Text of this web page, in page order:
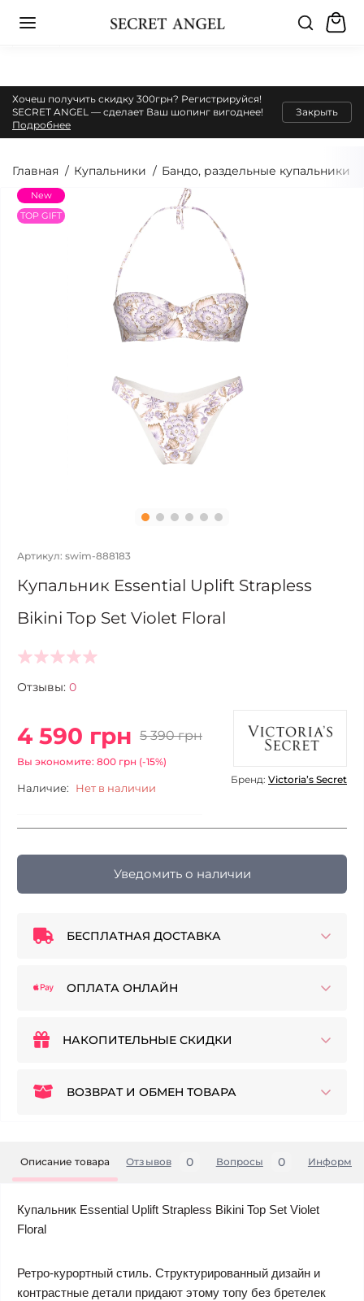
Хочеш получить скидку 300грн? Регистрируйся!
SECRET ANGEL — сделает Ваш шопинг вигоднее!
Подробнее
Закрыть
Главная Купальники Бандо, раздельные купальники
New
TOP GIFT
Артикул: swim-888183
Купальник Essential Uplift Strapless
Bikini Top Set Violet Floral
Отзывы: 0
4 590 грн 5 390 грн
Вы экономите: 800 грн (-15%)
Наличие: Нет в наличии
Бренд: Victoria’s Secret
Уведомить о наличии
БЕСПЛАТНАЯ ДОСТАВКА
ОПЛАТА ОНЛАЙН
НАКОПИТЕЛЬНЫЕ СКИДКИ
ВОЗВРАТ И ОБМЕН ТОВАРА
Описание товара Отзывов 0 Вопросы 0
Купальник Essential Uplift Strapless Bikini Top Set Violet
Floral
Ретро-курортный стиль. Структурированный дизайн и
контрастные детали придают этому топу без бретелек